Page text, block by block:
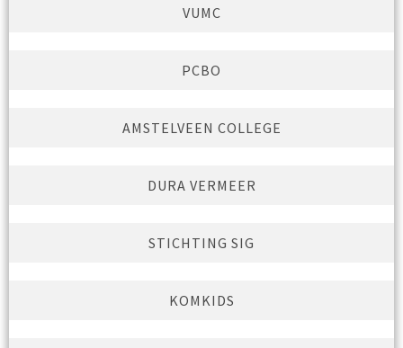
VUMC
PCBO
AMSTELVEEN COLLEGE
DURA VERMEER
STICHTING SIG
KOMKIDS